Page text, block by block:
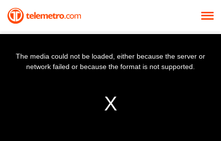
The media could not be loaded, either because the server or
network failed or because the format is not supported.